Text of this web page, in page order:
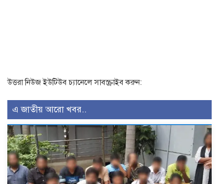
উত্তরা নিউজ ইউটিউব চ্যানেলে সাবস্ক্রাইব করুন:
এ জাতীয় আরো খবর..